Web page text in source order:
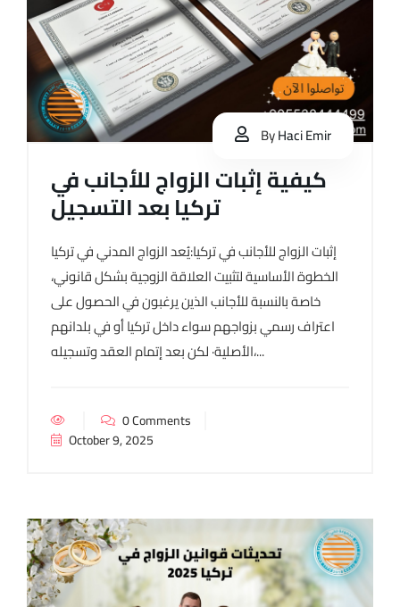
ByHaci Emir
كيفية إثبات الزواج للأجانب في
تركيا بعد التسجيل
إثبات الزواج للأجانب في تركيا:يُعد الزواج المدني في تركيا
الخطوة الأساسية لتثبيت العلاقة الزوجية بشكل قانوني،
خاصة بالنسبة للأجانب الذين يرغبون في الحصول على
اعتراف رسمي بزواجهم سواء داخل تركيا أو في بلدانهم
الأصلية· لكن بعد إتمام العقد وتسجيله،...
0 Comments
October 9, 2025